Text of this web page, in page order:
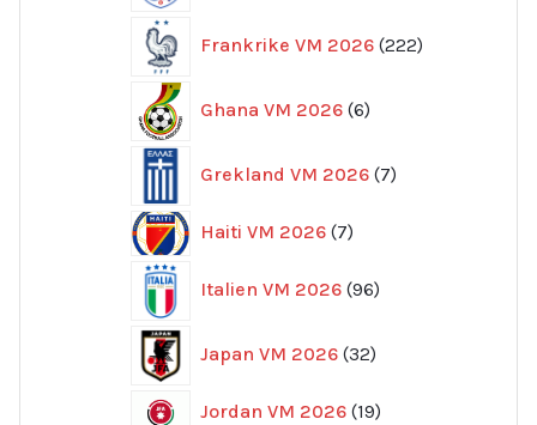
Frankrike VM 2026 222
produkter
Ghana VM 2026 6
produkter
Grekland VM 2026 7
produkter
Haiti VM 2026 77
Italien VM 2026 96
produkter
Japan VM 2026 32
produkter
Jordan VM 2026 1919